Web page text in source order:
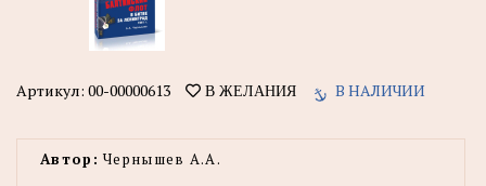
Артикул: 00-00000613 В ЖЕЛАНИЯ В НАЛИЧИИ
Автор: Чернышев А.А.